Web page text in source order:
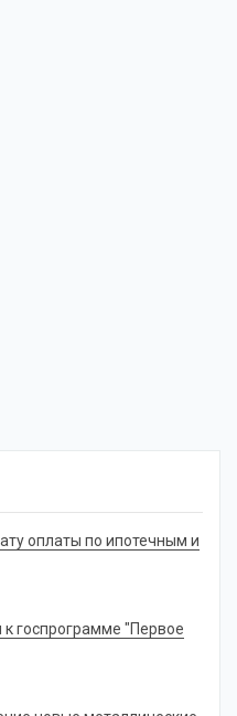
оплаты по ипотечным и
госпрограмме "Первое